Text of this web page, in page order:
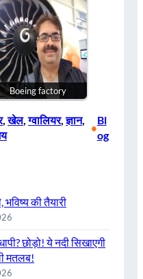
Boeing factory
, खेल, ग्वालियर, ज्ञान
•
Bl
og
की तैयारी
छोड़ो! ये नदी सिखाएगी
मतलब!